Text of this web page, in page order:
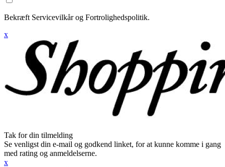
Bekræft Servicevilkår og Fortrolighedspolitik.
x
Tak for din tilmelding
Se venligst din e-mail og godkend linket, for at kunne komme i gang
med rating og anmeldelserne.
x